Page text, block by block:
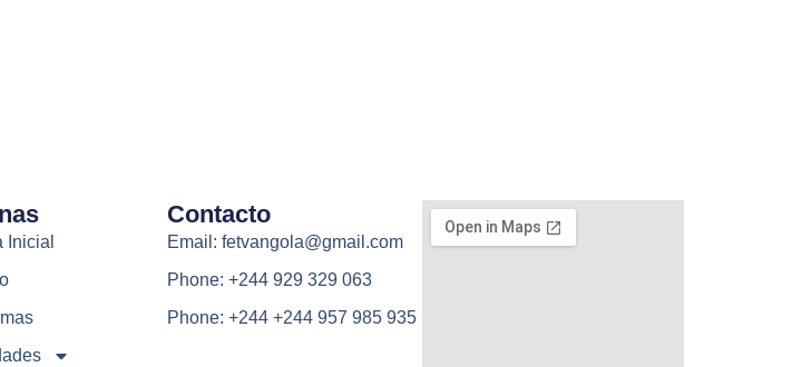
Inicial
Contacto
Email: fetvangola@gmail.com
Phone: +244 929 329 063
Phone: +244 +244 957 985 935